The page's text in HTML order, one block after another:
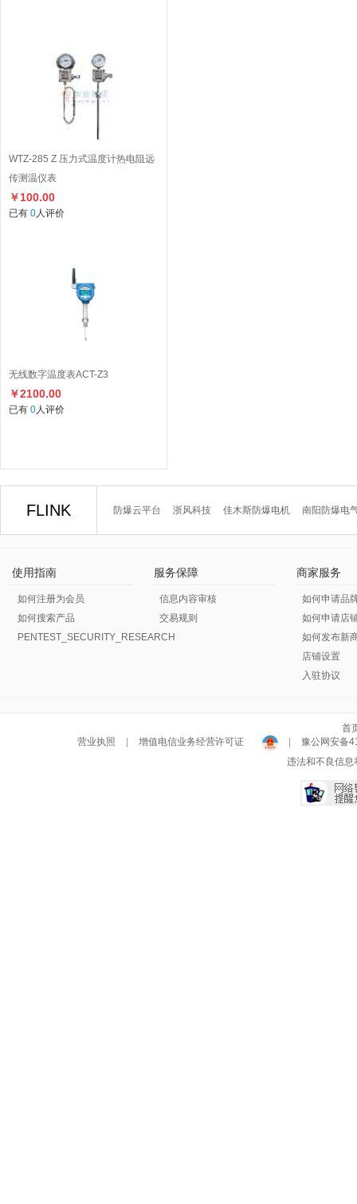
WTZ-285 Z 压力式温度计热电阻远
传测温仪表
￥100.00
已有 0人评价
无线数字温度表ACT-Z3
￥2100.00
已有 0人评价
FLINK 防爆云平台 浙风科技 佳木斯防爆电机 南阳防爆电
使用指南
如何注册为会员
如何搜索产品
PENTEST_SECURITY_RESEARCH
服务保障
信息内容审核
交易规则
商家服务
如何申请品
如何申请店
如何发布新
店铺设置
入驻协议
首
营业执照
增值电信业务经营许可证
豫公网安备
违法和不良信